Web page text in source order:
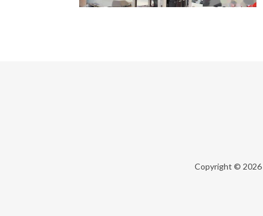
Copyright © 2026